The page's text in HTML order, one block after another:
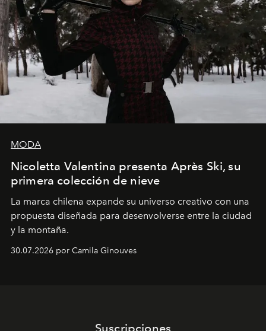
MODA
Nicoletta Valentina presenta Après Ski, su
primera colección de nieve
La marca chilena expande su universo creativo con una
propuesta diseñada para desenvolverse entre la ciudad
y la montaña.
30.07.2026 por Camila Ginouves